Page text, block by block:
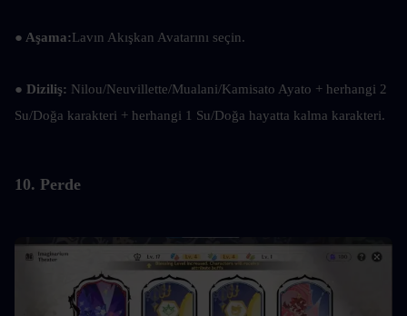
● Aşama:Lavın Akışkan Avatarını seçin.
● Diziliş: Nilou/Neuvillette/Mualani/Kamisato Ayato + herhangi 2
Su/Doğa karakteri + herhangi 1 Su/Doğa hayatta kalma karakteri.
10. Perde